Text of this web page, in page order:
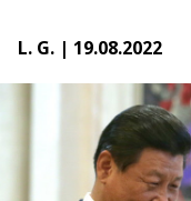
L. G. | 19.08.2022